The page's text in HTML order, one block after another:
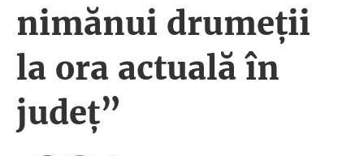
nimănui drumeții
la ora actuală în
județ”